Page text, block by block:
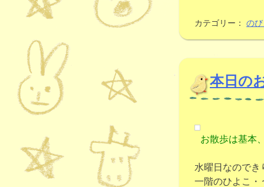
カテゴリー： の
本日の
お散歩は基本
水曜日なので
一階のひよこ・